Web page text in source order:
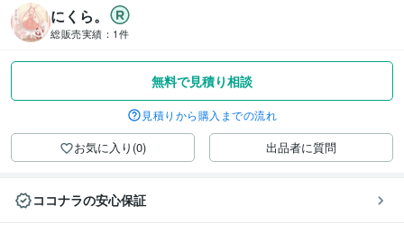
にくら。
総販売実績： 1件
無料で見積り相談
見積りから購入までの流れ
お気に入り(0) 出品者に質問
ココナラの安心保証